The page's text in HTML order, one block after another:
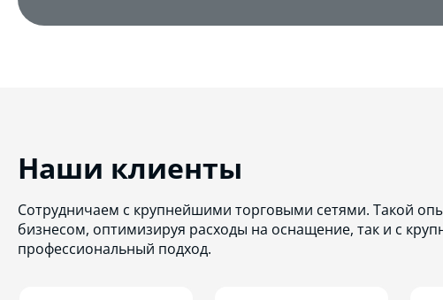
Наши клиенты
Сотрудничаем с крупнейшими торговыми сетями. Такой
бизнесом, оптимизируя расходы на оснащение, так и с
профессиональный подход.